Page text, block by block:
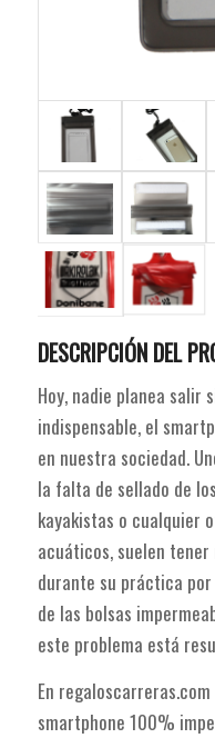
DESCRIPCIÓN DEL
Hoy, nadie planea salir
indispensable, el
en nuestra sociedad.
la falta de sellado de
kayakistas o cualquier
acuáticos, suelen
durante su práctica
de las bolsas
este problema está
En
smartphone 100%